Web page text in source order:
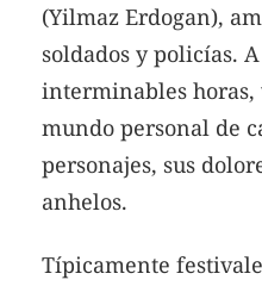
(Yilmaz Erdogan),
soldados y policías.
interminables horas,
mundo personal de
personajes, sus
anhelos.
Típicamente